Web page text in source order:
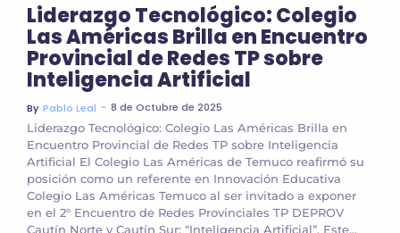
Liderazgo Tecnológico: Colegio
Las Américas Brilla en Encuentro
Provincial de Redes TP sobre
Inteligencia Artificial
By Pablo Leal ~ 8 de Octubre de 2025
Liderazgo Tecnológico: Colegio Las Américas Brilla en
Encuentro Provincial de Redes TP sobre Inteligencia
Artificial El Colegio Las Américas de Temuco reafirmó su
posición como un referente en Innovación Educativa
Colegio Las Américas Temuco al ser invitado a exponer
en el 2° Encuentro de Redes Provinciales TP DEPROV
Cautín Norte y Cautín Sur: “Inteligencia Artificial”. Este...